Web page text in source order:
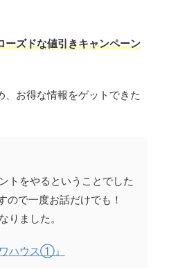
ーズドな値引きキャンペーン
お得な情報をゲットできた
トをやるということでした
で一度お話だけでも！
りました。
ハウス①』